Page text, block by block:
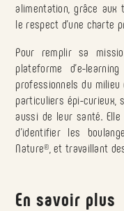
alimentation, grâce
le respect d’une charte
Pour remplir sa
plateforme d’e-
professionnels du milieu
particuliers épi-curieux,
aussi de leur santé.
d’identifier les
Nature® , et travaillant
En savoir plus